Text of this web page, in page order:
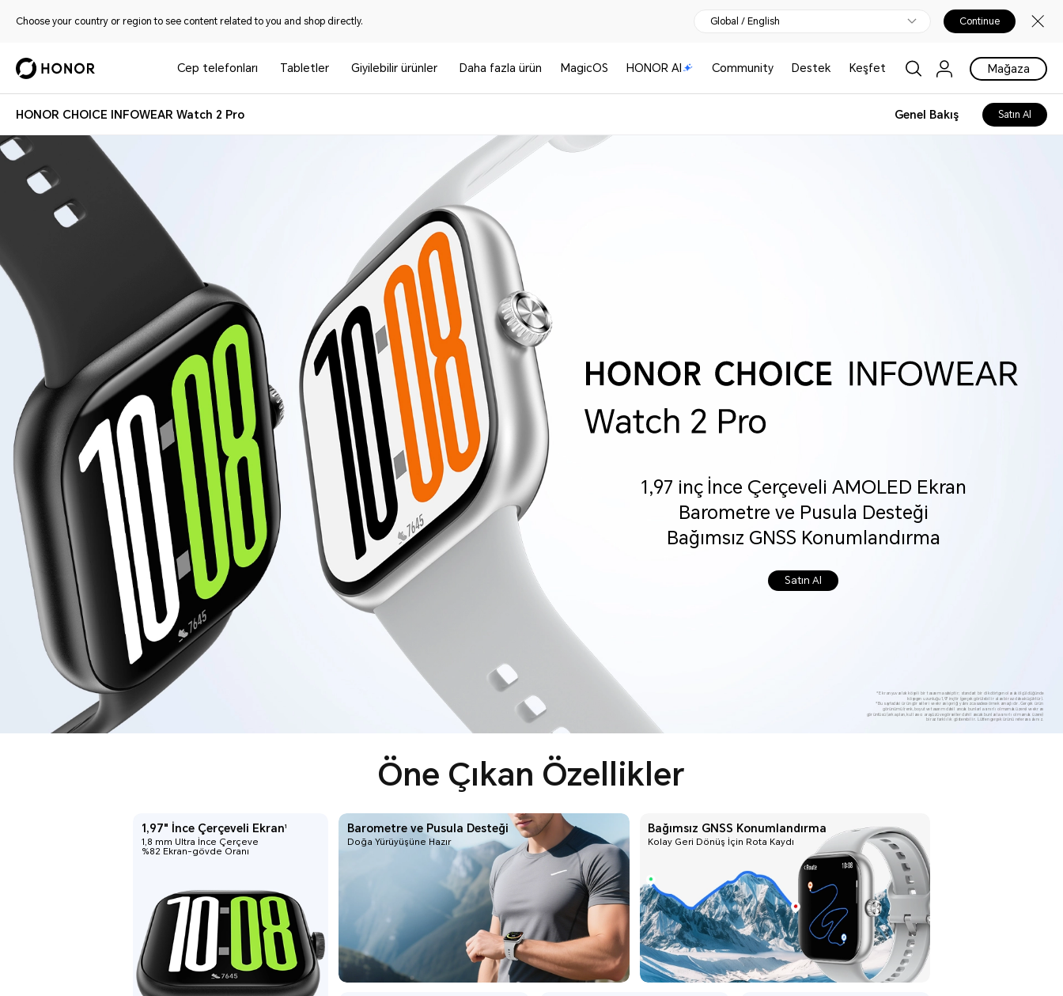
Choose your country or region to see content related to you and shop directly. Global / English Continue
Cep telefonları Tabletler Giyilebilir ürünler Daha fazla ürün MagicOS HONOR AI Community Destek Keşfet Mağaza
HONOR CHOICE INFOWEAR Watch 2 Pro Genel Bakış Satın Al
1,97 inç İnce Çerçeveli AMOLED Ekran
Barometre ve Pusula Desteği
Bağımsız GNSS Konumlandırma
Satın Al
*Ekran yuvarlak köşeli bir tasarıma sahiptir; standart bir dikdörtgen olarak ölçüldüğünde
köşegen uzunluğu 1,97 inçtir (gerçek görülebilir alan biraz daha küçüktür).
*Bu sayfadaki ürün görselleri ve ekran içeriği yalnızca sadece örnek amaçlıdır. Gerçek ürün
görünümü (renk, boyut ve tasarım dahil ancak bunlarla sınırlı olmamak üzere) ve ekran
görüntüsü (arka plan, kullanıcı arayüzü ve görseller dahil ancak bunlarla sınırlı olmamak üzere)
biraz farklılık gösterebilir. Lütfen gerçek ürünü referans alınız.
Öne Çıkan Özellikler
1,97" İnce Çerçeveli Ekran1
1,8 mm Ultra İnce Çerçeve
%82 Ekran-gövde Oranı
Barometre ve Pusula Desteği
Doğa Yürüyüşüne Hazır
Bağımsız GNSS Konumlandırma
Kolay Geri Dönüş İçin Rota Kaydı